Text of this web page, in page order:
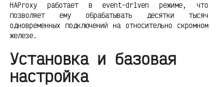
HAProxy работает в event-driven режиме, что
позволяет ему обрабатывать десятки тысяч
одновременных подключений на относительно скромном
железе.
Установка и базовая
настройка